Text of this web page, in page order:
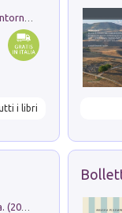
i libri
Dromos. Libro periodico di architettura. (2026). Vol. 15: Post-model